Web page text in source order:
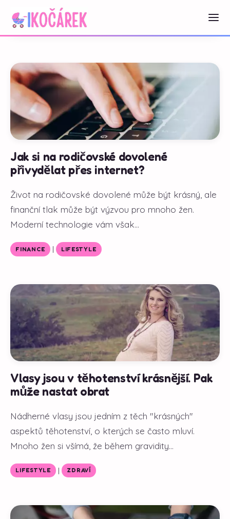
Jak si na rodičovské dovolené
přivydělat přes internet?
Život na rodičovské dovolené může být krásný, ale
finanční tlak může být výzvou pro mnoho žen.
Moderní technologie vám však...
FINANCE | LIFESTYLE
Vlasy jsou v těhotenství krásnější. Pak
může nastat obrat
Nádherné vlasy jsou jedním z těch "krásných"
aspektů těhotenství, o kterých se často mluví.
Mnoho žen si všímá, že během gravidity...
LIFESTYLE | ZDRAVÍ